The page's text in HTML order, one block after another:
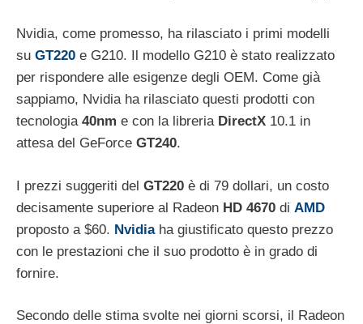
Nvidia, come promesso, ha rilasciato i primi modelli
su GT220 e G210. Il modello G210 è stato realizzato
per rispondere alle esigenze degli OEM. Come già
sappiamo, Nvidia ha rilasciato questi prodotti con
tecnologia 40nm e con la libreria DirectX 10.1 in
attesa del GeForce GT240.
I prezzi suggeriti del GT220 è di 79 dollari, un costo
decisamente superiore al Radeon HD 4670 di AMD
proposto a $60. Nvidiaha giustificato questo prezzo
con le prestazioni che il suo prodotto è in grado di
fornire.
Secondo delle stima svolte nei giorni scorsi, il Radeon